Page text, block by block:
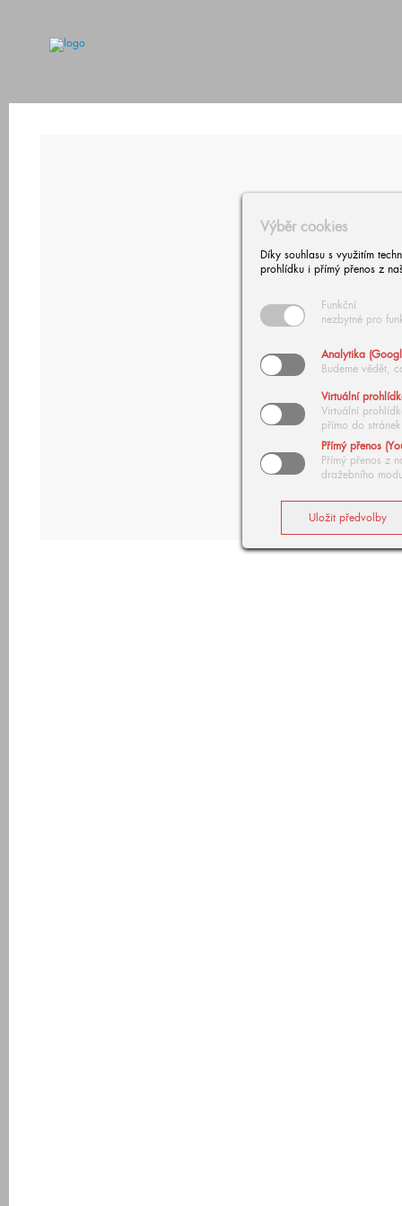
Výběr cookies
Díky souhlasu s využitím
prohlídku i přímý přenos z
Funkční
nezbytné pro
Analytika
Budeme vědět,
Virtuální
Virtuální
přímo do stránek
Přímý přenos
Přímý přenos z
dražebního